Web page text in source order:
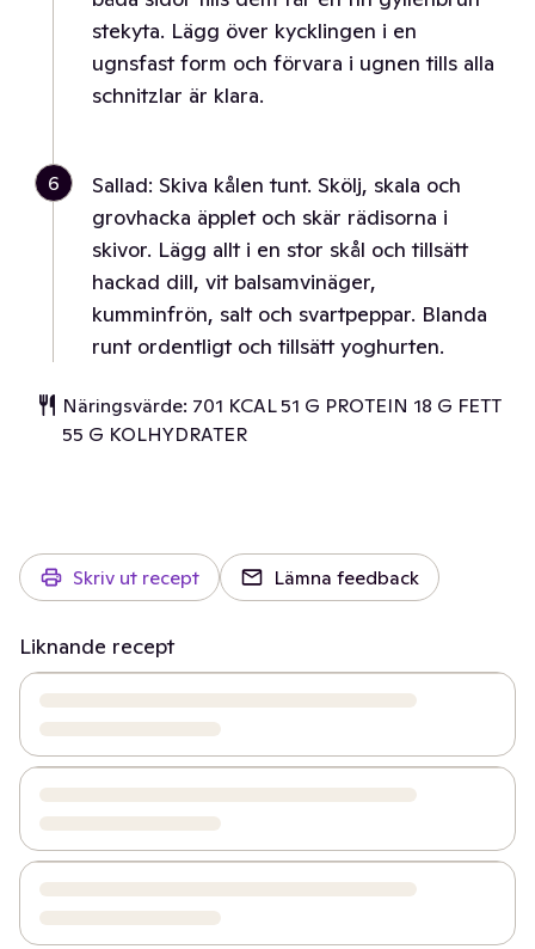
stekyta. Lägg över kycklingen i en
ugnsfast form och förvara i ugnen tills alla
schnitzlar är klara.
6
Sallad: Skiva kålen tunt. Skölj, skala och
grovhacka äpplet och skär rädisorna i
skivor. Lägg allt i en stor skål och tillsätt
hackad dill, vit balsamvinäger,
kumminfrön, salt och svartpeppar. Blanda
runt ordentligt och tillsätt yoghurten.
Näringsvärde: 701 KCAL 51 G PROTEIN 18 G FETT
55 G KOLHYDRATER
Skriv ut recept Lämna feedback
Liknande recept